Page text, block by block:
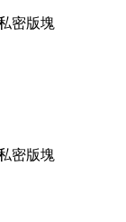
密版塊
密版塊